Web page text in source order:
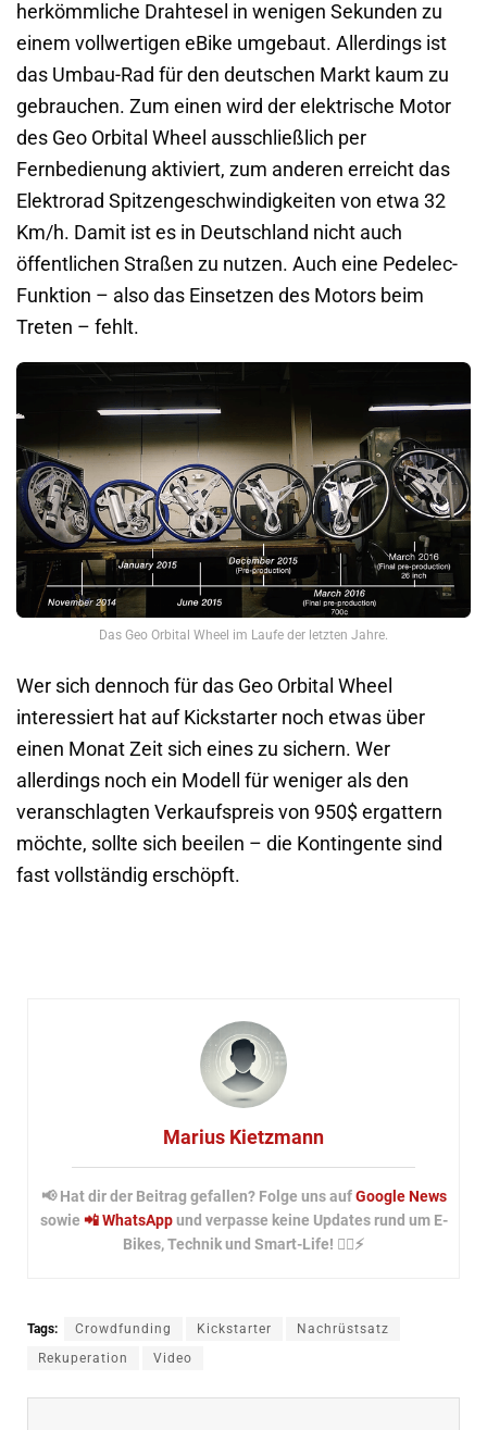
herkömmliche Drahtesel in wenigen Sekunden zu
einem vollwertigen eBike umgebaut. Allerdings ist
das Umbau-Rad für den deutschen Markt kaum zu
gebrauchen. Zum einen wird der elektrische Motor
des Geo Orbital Wheel ausschließlich per
Fernbedienung aktiviert, zum anderen erreicht das
Elektrorad Spitzengeschwindigkeiten von etwa 32
Km/h. Damit ist es in Deutschland nicht auch
öffentlichen Straßen zu nutzen. Auch eine Pedelec-
Funktion – also das Einsetzen des Motors beim
Treten – fehlt.
Das Geo Orbital Wheel im Laufe der letzten Jahre.
Wer sich dennoch für das Geo Orbital Wheel
interessiert hat auf Kickstarter noch etwas über
einen Monat Zeit sich eines zu sichern. Wer
allerdings noch ein Modell für weniger als den
veranschlagten Verkaufspreis von 950$ ergattern
möchte, sollte sich beeilen – die Kontingente sind
fast vollständig erschöpft.
Marius Kietzmann
📢 Hat dir der Beitrag gefallen? Folge uns aufGoogle News
sowie 📲 WhatsAppund verpasse keine Updates rund um E-
Bikes, Technik und Smart-Life! 🚴‍♂️⚡
Tags: Crowdfunding Kickstarter
Nachrüstsatz
Rekuperation
Video